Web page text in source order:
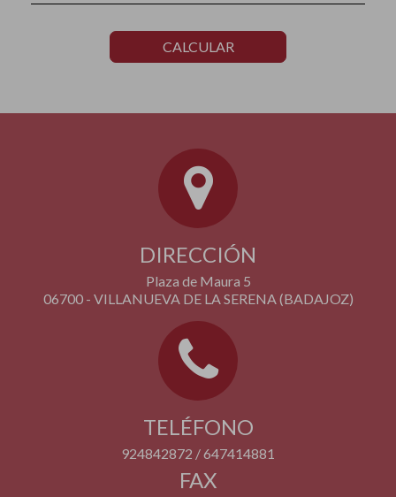
CALCULAR
DIRECCIÓN
Plaza de Maura 5
06700 - VILLANUEVA DE LA SERENA (BADAJOZ)
TELÉFONO
924842872 / 647414881
FAX